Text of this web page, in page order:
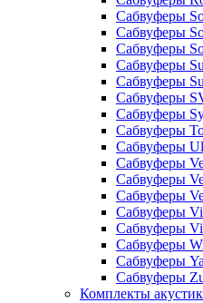
Сабвуферы
Сабвуферы
Сабвуферы
Сабвуферы
Сабвуферы
Сабвуферы
Сабвуферы
Сабвуферы
Сабвуферы
Сабвуферы
Сабвуферы
Сабвуферы
Сабвуферы
Сабвуферы
Сабвуферы
Сабвуферы
Сабвуферы
Комплекты